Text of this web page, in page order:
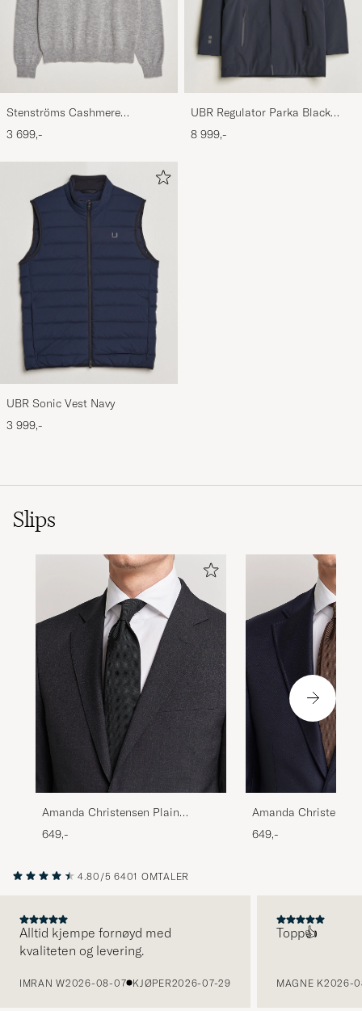
Stenströms Cashmere
Crewneck Grey
3 699,-
UBR Regulator Parka Black
Storm
8 999,-
UBR Sonic Vest Navy
3 999,-
Slips
Amanda Christensen Plain
Classic Tie 8 cm Black
649,-
Amanda
Classic Tie 8 cm
649,-
4.80/5 6401 OMTALER
Alltid kjempe fornøyd med
kvaliteten og levering.
IMRAN W2026-08-07 KJØPER2026-07-29
Topp👍
MAGNE K2026-